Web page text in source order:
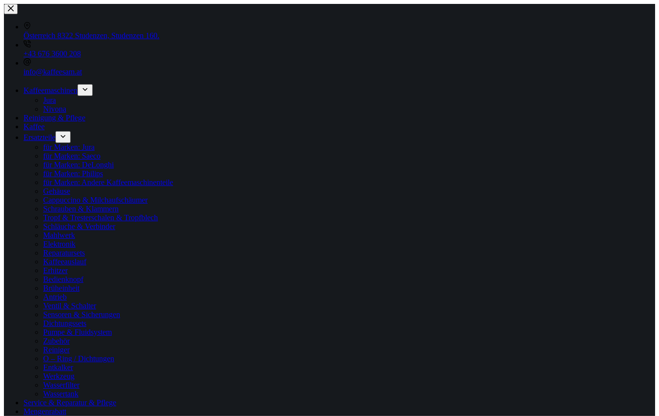
Zum
Inhalt
springen
Österreich 8322 Studenzen, Studenzen 160.
+43 676 3600 208
info@kaffeesam.at
Kaffeemaschinen
Jura
Nivona
Reinigung & Pflege
Kaffee
Ersatzteile
für Marken: Jura
für Marken: Saeco
für Marken: DeLonghi
für Marken: Philips
für Marken: Andere Kaffeemaschinenteile
Gehäuse
Cappuccino & Milchaufschäumer
Schrauben & Klammern
Tropf & Tresterschalen & Tropfblech
Schläuche & Verbinder
Mahlwerk
Elektronik
Reparatursets
Kaffeeauslauf
Erhitzer
Bedienknopf
Brüheinheit
Antrieb
Ventil & Schalter
Sensoren & Sicherungen
Dichtungssets
Pumpe & Fluidsystem
Zubehör
Reiniger
O – Ring / Dichtungen
Entkalker
Werkzeug
Wasserfilter
Wassertank
Service & Reparatur & Pflege
Mengenrabatt